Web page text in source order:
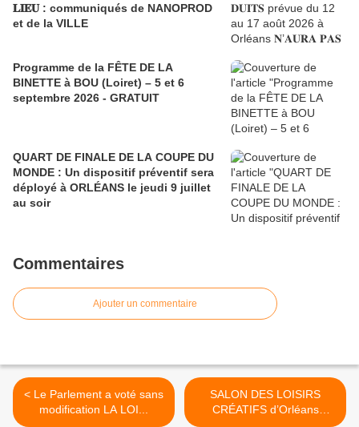
𝐋𝐈𝐄𝐔 : communiqués de NANOPROD
et de la VILLE
Programme de la FÊTE DE LA
BINETTE à BOU (Loiret) – 5 et 6
septembre 2026 - GRATUIT
QUART DE FINALE DE LA COUPE DU
MONDE : Un dispositif préventif sera
déployé à ORLÉANS le jeudi 9 juillet
au soir
Commentaires
Ajouter un commentaire
< Le Parlement a voté sans
modification LA LOI...
SALON DES LOISIRS
CRÉATIFS d’Orléans